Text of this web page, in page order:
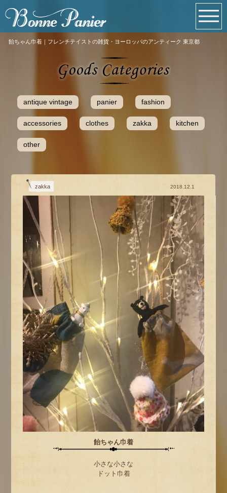
飴ちゃん巾着｜フレンチテイストの雑貨・ヨーロッパのアンティーク 東京都
antique vintage panier fashion
accessories clothes zakka kitchen
other
zakka 2018.12.1
飴ちゃん巾着
小さな小さな
ドット巾着